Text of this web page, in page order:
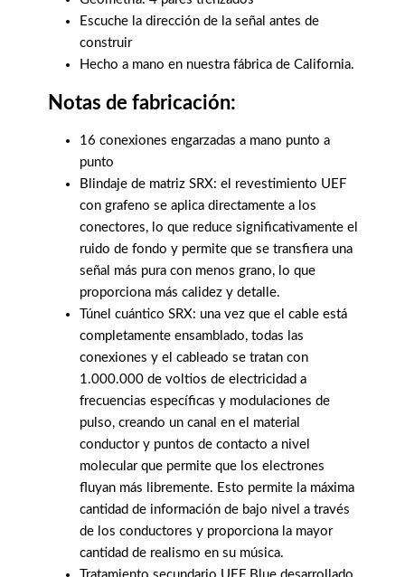
Escuche la dirección de la señal antes de
construir
Hecho a mano en nuestra fábrica de California.
Notas de fabricación:
16 conexiones engarzadas a mano punto a
punto
Blindaje de matriz SRX: el revestimiento UEF
con grafeno se aplica directamente a los
conectores, lo que reduce significativamente el
ruido de fondo y permite que se transfiera una
señal más pura con menos grano, lo que
proporciona más calidez y detalle.
Túnel cuántico SRX: una vez que el cable está
completamente ensamblado, todas las
conexiones y el cableado se tratan con
1.000.000 de voltios de electricidad a
frecuencias específicas y modulaciones de
pulso, creando un canal en el material
conductor y puntos de contacto a nivel
molecular que permite que los electrones
fluyan más libremente. Esto permite la máxima
cantidad de información de bajo nivel a través
de los conductores y proporciona la mayor
cantidad de realismo en su música.